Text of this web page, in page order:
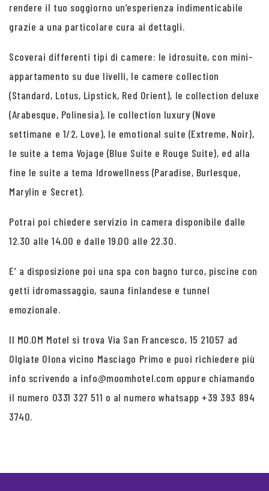
rendere il tuo soggiorno un’esperienza indimenticabile
grazie a una particolare cura ai dettagli.
Scoverai differenti tipi di camere: le idrosuite, con mini-
appartamento su due livelli, le camere collection
(Standard, Lotus, Lipstick, Red Orient), le collection deluxe
(Arabesque, Polinesia), le collection luxury (Nove
settimane e 1/2, Love), le emotional suite (Extreme, Noir),
le suite a tema Vojage (Blue Suite e Rouge Suite), ed alla
fine le suite a tema Idrowellness (Paradise, Burlesque,
Marylin e Secret).
Potrai poi chiedere servizio in camera disponibile dalle
12.30 alle 14.00 e dalle 19.00 alle 22.30.
E’ a disposizione poi una spa con bagno turco, piscine con
getti idromassaggio, sauna finlandese e tunnel
emozionale.
Il MO.OM Motel si trova Via San Francesco, 15 21057 ad
Olgiate Olona vicino Masciago Primo e puoi richiedere più
info scrivendo a info@moomhotel.com oppure chiamando
il numero 0331 327 511 o al numero whatsapp +39 393 894
3740.